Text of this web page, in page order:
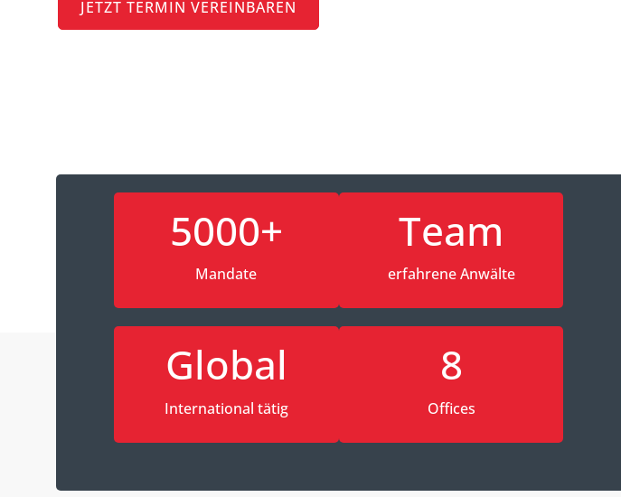
JETZT TERMIN VEREINBAREN
5000+
Mandate
Team
erfahrene Anwälte
Global
International tätig
8
Offices